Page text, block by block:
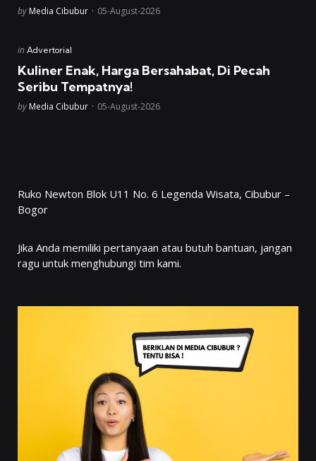
Posted
by Media Cibubur 05-August-2026
Posted
in Advertorial
Kuliner Enak, Harga Bersahabat, Di Pecah
Seribu Tempatnya!
Posted
by Media Cibubur 05-August-2026
Ruko Newton Blok U11 No. 6 Legenda Wisata, Cibubur –
Bogor
Jika Anda memiliki pertanyaan atau butuh bantuan, jangan
ragu untuk menghubungi tim kami.